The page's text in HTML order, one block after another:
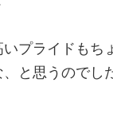
プライドもち
と思うのでし